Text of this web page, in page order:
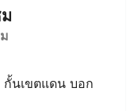
กั้นเขตแดน บอก